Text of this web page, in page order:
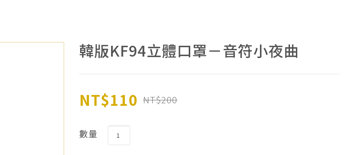
韓版KF94立體口罩－音符小夜曲
數量
NT$200
NT$110